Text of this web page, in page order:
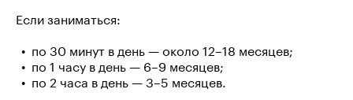
Если заниматься:
по 30 минут в день — около 12–18 месяцев;
по 1 часу в день — 6–9 месяцев;
по 2 часа в день — 3–5 месяцев.